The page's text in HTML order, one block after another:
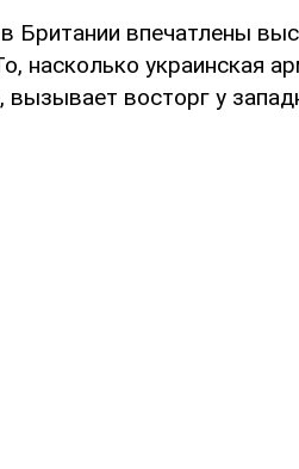
Британии впечатлены
насколько украинская
вызывает восторг у